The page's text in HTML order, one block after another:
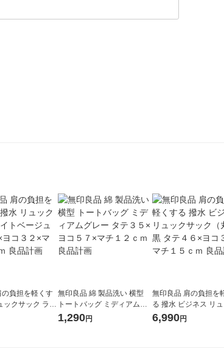
負担を軽くす
ックサック ライ
テ４３×ヨコ３
ｃｍ 良品計画
無印良品 綿 製品洗い 横型
トートバッグ ミディアムグ
レー タテ３５×ヨコ５７×マ
チ１２ｃｍ 良品計画
1,290円
無印良品 肩の負担を
る 撥水 ビジネス リュ
ック（丸型） 黒 タテ
ヨコ３０×マチ１５ｃ
6,990円